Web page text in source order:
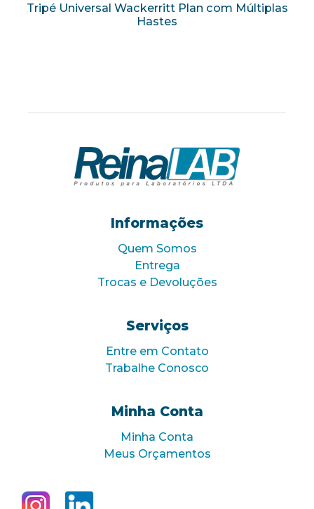
Tripé Universal Wackerritt Plan com Múltiplas
Hastes
Informações
Quem Somos
Entrega
Trocas e Devoluções
Serviços
Entre em Contato
Trabalhe Conosco
Minha Conta
Minha Conta
Meus Orçamentos